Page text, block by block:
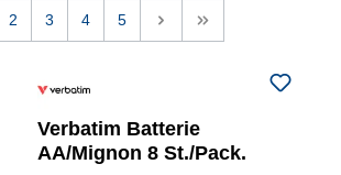
2 3 4 5 > >>
Verbatim Batterie
AA/Mignon 8 St./Pack.